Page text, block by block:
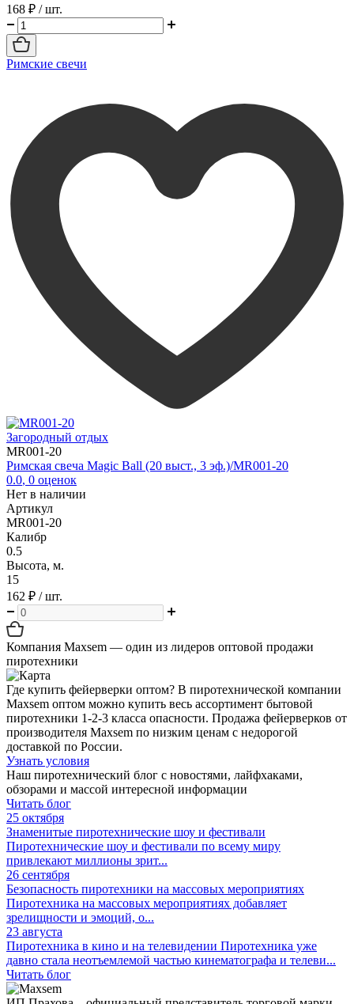
168 ₽ / шт.
Римские свечи
Загородный отдых
MR001-20
Римская свеча Magic Ball (20 выст., 3 эф.)/MR001-20
0.0, 0 оценок
Нет в наличии
Артикул
MR001-20
Калибр
0.5
Высота, м.
15
162 ₽ / шт.
Компания Maxsem — один из лидеров оптовой продажи
пиротехники
Где купить фейерверки оптом? В пиротехнической компании
Maxsem оптом можно купить весь ассортимент бытовой
пиротехники 1-2-3 класса опасности. Продажа фейерверков от
производителя Maxsem по низким ценам с недорогой
доставкой по России.
Узнать условия
Наш пиротехнический блог с новостями, лайфхаками,
обзорами и массой интересной информации
Читать блог
25 октября
Знаменитые пиротехнические шоу и фестивали
Пиротехнические шоу и фестивали по всему миру
привлекают миллионы зрит...
26 сентября
Безопасность пиротехники на массовых мероприятиях
Пиротехника на массовых мероприятиях добавляет
зрелищности и эмоций, о...
23 августа
Пиротехника в кино и на телевидении Пиротехника уже
давно стала неотъемлемой частью кинематографа и телеви...
Читать блог